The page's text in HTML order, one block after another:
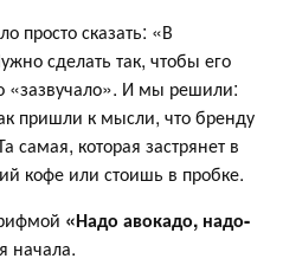
просто сказать: «В
сделать так, чтобы его
«зазвучало». И мы решили:
пришли к мысли, что бренду
самая, которая застрянет в
кофе или стоишь в пробке.
«Надо авокадо, надо-
начала.